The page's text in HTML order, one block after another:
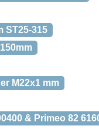
ST25-315
M22x1 mm
& Primeo 82